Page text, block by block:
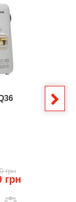
грн
грн